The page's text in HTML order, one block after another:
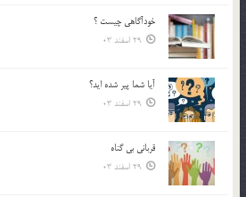
خودآگاهى چيست ؟
29 اسفند 03
آیا شما پیر شده اید؟
29 اسفند 03
قرباني بي گناه
29 اسفند 03